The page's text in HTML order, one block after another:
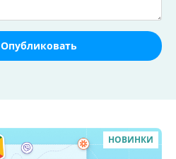
Опубликовать
НОВИНКИ